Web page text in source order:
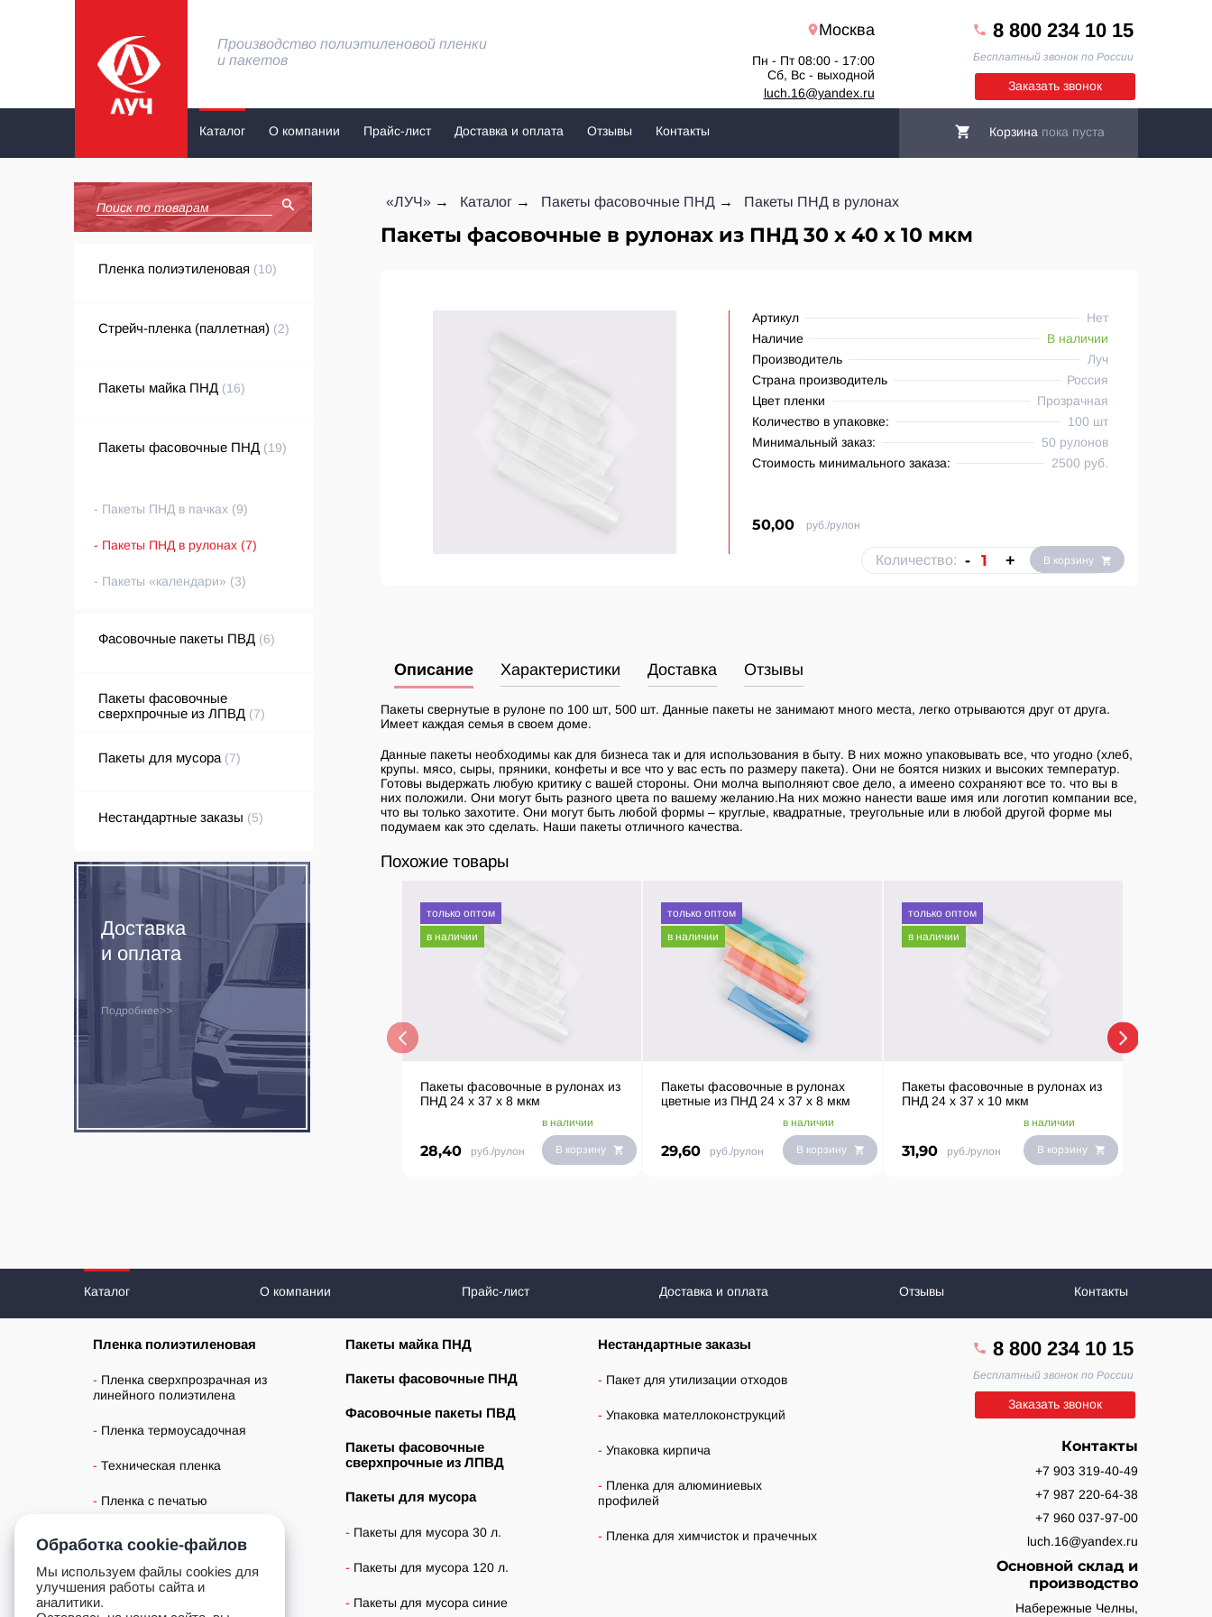
Производство полиэтиленовой пленки
и пакетов
8 800 234 10 15
Бесплатный звонок по России
Заказать звонок
Москва
Пн - Пт 08:00 - 17:00
Сб, Вс - выходной
luch.16@yandex.ru
Каталог О компании Прайс-лист Доставка и оплата Отзывы Контакты Корзина пока пуста
Пленка полиэтиленовая (10)
Стрейч-пленка (паллетная) (2)
Пакеты майка ПНД (16)
Пакеты фасовочные ПНД (19)
Пакеты ПНД в пачках (9)
Пакеты ПНД в рулонах (7)
Пакеты «календари» (3)
Фасовочные пакеты ПВД (6)
Пакеты фасовочные
сверхпрочные из ЛПВД (7)
Пакеты для мусора (7)
Нестандартные заказы (5)
Доставка
и оплата
Подробнее
«ЛУЧ» Каталог Пакеты фасовочные ПНД Пакеты ПНД в рулонах
Пакеты фасовочные в рулонах из ПНД 30 х 40 х 10 мкм
Артикул
Нет
Наличие
В наличии
Производитель
Луч
Страна производитель
Россия
Цвет пленки
Прозрачная
Количество в упаковке:
100 шт
Минимальный заказ:
50 рулонов
Стоимость минимального заказа:
2500 руб.
50,00 руб./рулон
Количество: - + В корзину
Описание Характеристики Доставка Отзывы
Пакеты свернутые в рулоне по 100 шт, 500 шт. Данные пакеты не занимают много места, легко отрываются друг от друга.
Имеет каждая семья в своем доме.
Данные пакеты необходимы как для бизнеса так и для использования в быту. В них можно упаковывать все, что угодно (хлеб,
крупы. мясо, сыры, пряники, конфеты и все что у вас есть по размеру пакета). Они не боятся низких и высоких температур.
Готовы выдержать любую критику с вашей стороны. Они молча выполняют свое дело, а имеено сохраняют все то. что вы в
них положили. Они могут быть разного цвета по вашему желанию.На них можно нанести ваше имя или логотип компании все,
что вы только захотите. Они могут быть любой формы – круглые, квадратные, треугольные или в любой другой форме мы
подумаем как это сделать. Наши пакеты отличного качества.
Похожие товары
только оптом
в наличии
Пакеты фасовочные в рулонах из
ПНД 24 х 37 х 8 мкм
28,40 руб./рулон
в наличии
В корзину
только оптом
в наличии
Пакеты фасовочные в рулонах
цветные из ПНД 24 х 37 х 8 мкм
29,60 руб./рулон
в наличии
В корзину
только оптом
в наличии
Пакеты фасовочные в рулонах из
ПНД 24 х 37 х 10 мкм
31,90 руб./рулон
в наличии
В корзину
Каталог О компании Прайс-лист Доставка и оплата Отзывы Контакты
Пленка полиэтиленовая
Пленка сверхпрозрачная из
линейного полиэтилена
Пленка термоусадочная
Техническая пленка
Пленка с печатью
Стрейч-пленка (паллетная)
Стрейч пленка паллетная
(вторичное сырьё)
Пакеты майка ПНД
Пакеты фасовочные ПНД
Фасовочные пакеты ПВД
Пакеты фасовочные
сверхпрочные из ЛПВД
Пакеты для мусора
Пакеты для мусора 30 л.
Пакеты для мусора 120 л.
Пакеты для мусора синие
Нестандартные заказы
Пакет для утилизации отходов
Упаковка мателлоконструкций
Упаковка кирпича
Пленка для алюминиевых
профилей
Пленка для химчисток и прачечных
8 800 234 10 15
Бесплатный звонок по России
Заказать звонок
Контакты
+7 903 319-40-49
+7 987 220-64-38
+7 960 037-97-00
luch.16@yandex.ru
Основной склад и
производство
Набережные Челны,
Обработка cookie-файлов
Мы используем файлы cookies для
улучшения работы сайта и
аналитики.